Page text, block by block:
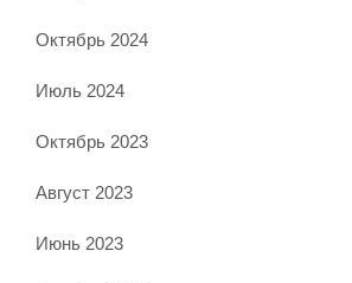
Октябрь 2024
Июль 2024
Октябрь 2023
Август 2023
Июнь 2023